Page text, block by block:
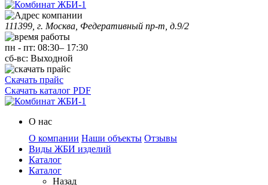
111399, г. Москва, Федеративный пр-т, д.9/2
пн - пт: 08:30– 17:30
сб-вс: Выходной
Скачать прайс
Скачать каталог PDF
О нас
О компании Наши объекты Отзывы
Виды ЖБИ изделий
Каталог
Каталог
Назад